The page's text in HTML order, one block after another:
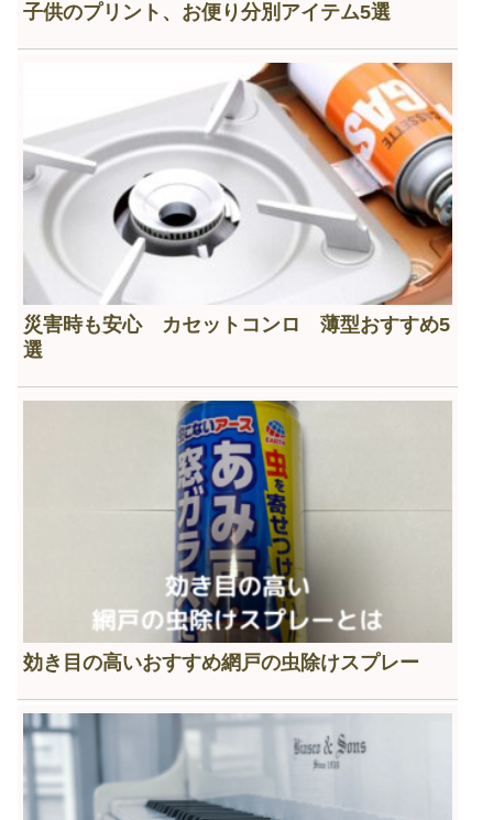
子供のプリント、お便り分別アイテム5選
災害時も安心 カセットコンロ 薄型おすすめ5
選
効き目の高いおすすめ網戸の虫除けスプレー